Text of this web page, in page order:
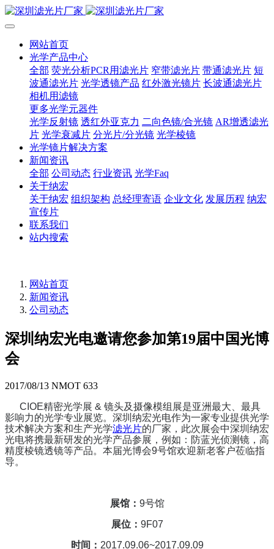
网站首页
光学产品中心
全部 荧光分析PCR用滤光片 窄带滤光片 带通滤光片 短
波通滤光片 光学透镜产品 红外激光镜片 长波通滤光片
相机用滤镜
更多光学元器件
光学反射镜 透红外亚克力 二向色镜/合光镜 AR增透滤光
片 光学衰减片 分光片/分光镜 光学棱镜
光学镜片解决方案
新闻资讯
全部 公司动态 行业资讯 光学Faq
关于纳宏
关于纳宏 组织架构 总经理寄语 企业文化 发展历程 纳宏
宣传片
联系我们
站内搜索
网站首页
新闻资讯
公司动态
深圳纳宏光电邀请您参加第19届中国光博
会
2017/08/13 NMOT 633
CIOE精密光学展 & 镜头及摄像模组展是亚洲最大、最具
影响力的光学专业展览。深圳纳宏光电作为一家专业提供光学
技术解决方案和生产光学滤光片的厂家， 此次展会中深圳纳宏
光电将携最新研发的光学产品参展，例如：防蓝光侦测镜，高
精度棱镜透镜等产品。 本届光博会9号馆欢迎新老客户莅临指
导。
展馆： 9号馆
展位： 9F07
时间： 2017.09.06~2017.09.09